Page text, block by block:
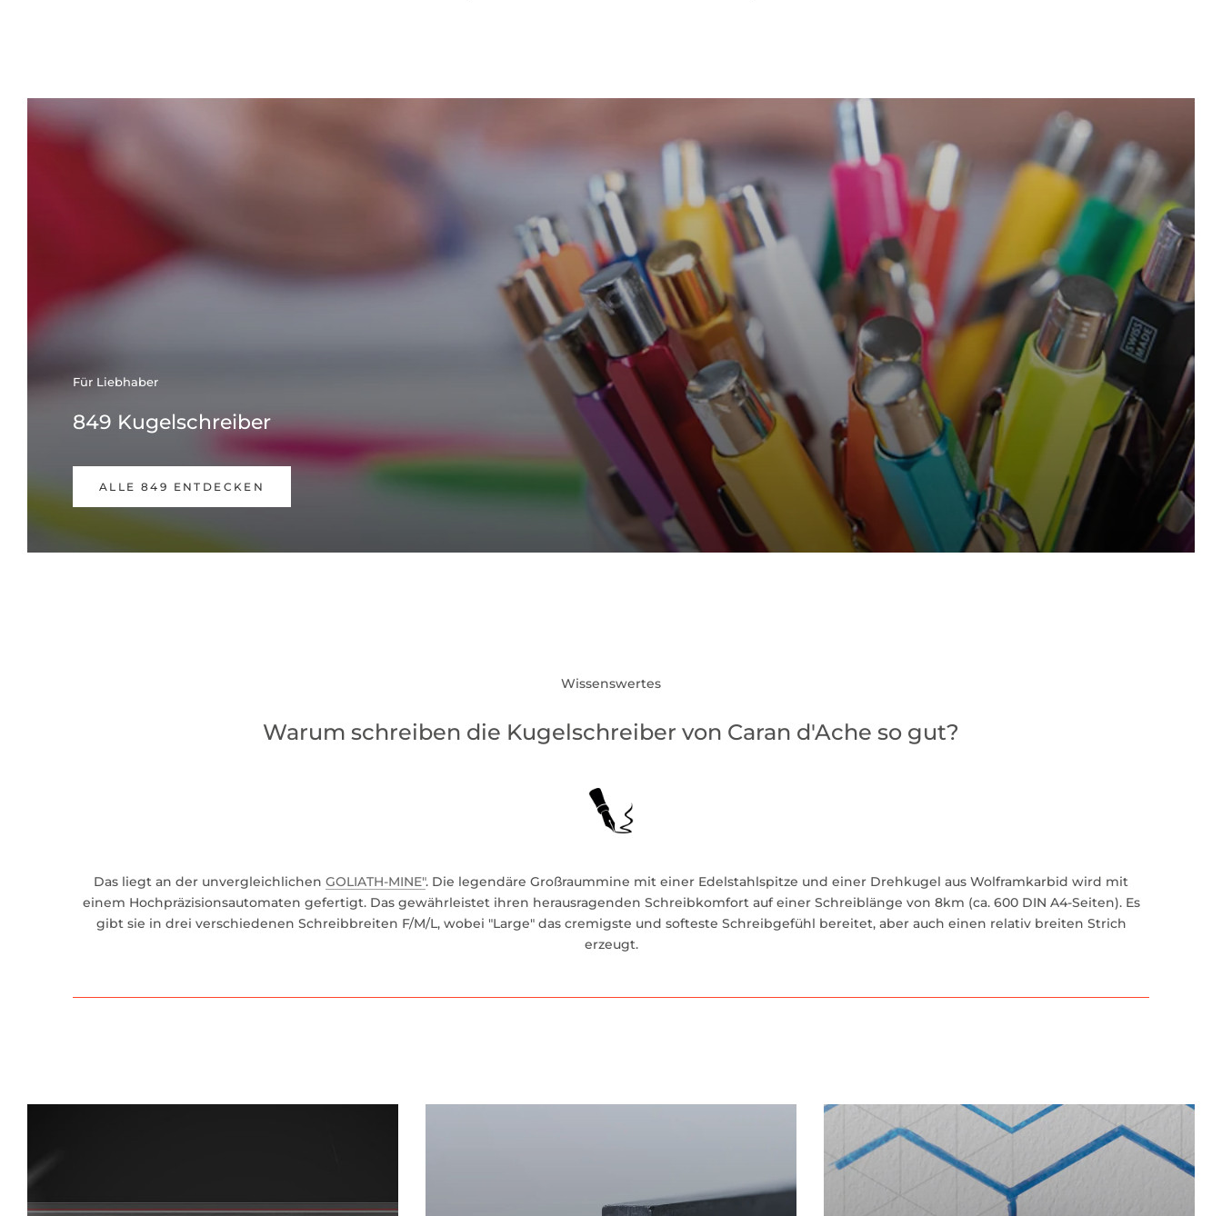
Für Liebhaber
849 Kugelschreiber
ALLE 849 ENTDECKEN
Wissenswertes
Warum schreiben die Kugelschreiber von Caran d'Ache so gut?
Das liegt an der unvergleichlichen GOLIATH-MINE". Die legendäre Großraummine mit einer Edelstahlspitze und einer Drehkugel aus Wolframkarbid wird mit
einem Hochpräzisionsautomaten gefertigt. Das gewährleistet ihren herausragenden Schreibkomfort auf einer Schreiblänge von 8km (ca. 600 DIN A4-Seiten). Es
gibt sie in drei verschiedenen Schreibbreiten F/M/L, wobei "Large" das cremigste und softeste Schreibgefühl bereitet, aber auch einen relativ breiten Strich
erzeugt.